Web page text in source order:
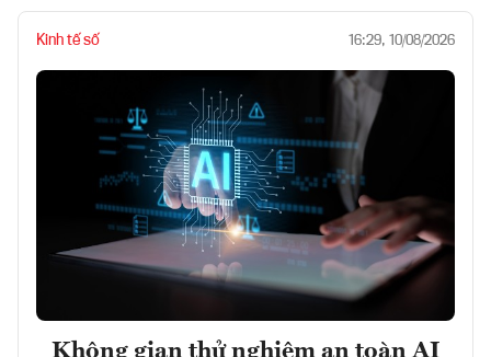
Kinh tế số 16:29, 10/08/2026
Không gian thử nghiệm an toàn AI